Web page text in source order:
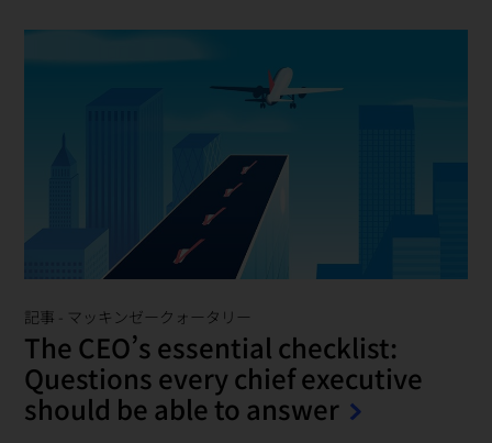
記事 マッキンゼークォータリー
The CEO’s essential checklist:
Questions every chief executive
should be able to answer